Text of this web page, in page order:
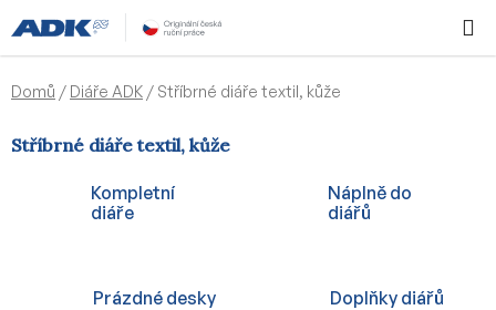
na
obsah
KOŠÍK
Domů / Diáře ADK / Stříbrné diáře textil, kůže
Stříbrné diáře textil, kůže
Kompletní
diáře
Náplně do
diářů
Prázdné desky Doplňky diářů